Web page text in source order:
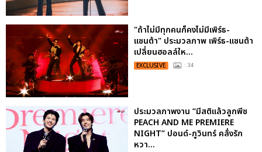
"ถ้าไม่มีทุกคนก็คงไม่มีเพิร์ธ-
แซนต้า" ประมวลภาพ เพิร์ธ-แซนต้า
เปลี่ยนฮอลล์ให...
EXCLUSIVE : 34
ประมวลภาพงาน “มีสติแล้วลูกพีช
PEACH AND ME PREMIERE
NIGHT” ปอนด์-ภูวินทร์ คลั่งรัก
หวา...